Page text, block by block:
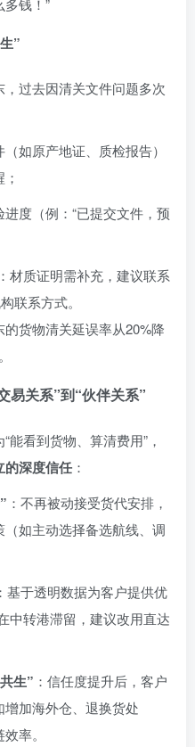
钱！”
”
过去因清关文件问题多次
如原产地证、质检报告）
度（例：“已提交文件，预
材质证明需补充，建议联系
联系方式。
货物清关延误率从20%降
易关系”到“伙伴关系”
看到货物、算清费用”，
的深度信任 ：
：不再被动接受货代安排，
如主动选择备选航线、调
：基于透明数据为客户提供优
中转港滞留，建议改用直达
生” ：信任度提升后，客户
加海外仓、退换货处
率。